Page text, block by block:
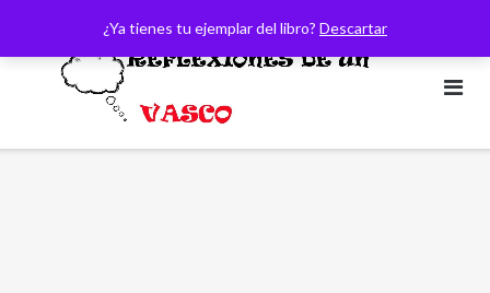
¿Ya tienes tu ejemplar del libro? Descartar
contenido